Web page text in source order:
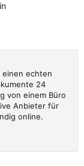
einen echten
24
von einem Büro
Anbieter für
online.